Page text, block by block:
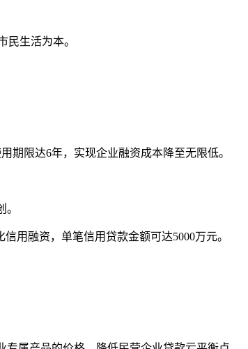
生活为本。
期限达6年，实现企业融资成本降至无限低。
用融资，单笔信用贷款金额可达5000万元。